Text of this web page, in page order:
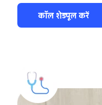
कॉल शेड्यूल करें